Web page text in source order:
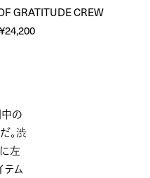
GRATITUDE CREW
の
。渋
左
ム